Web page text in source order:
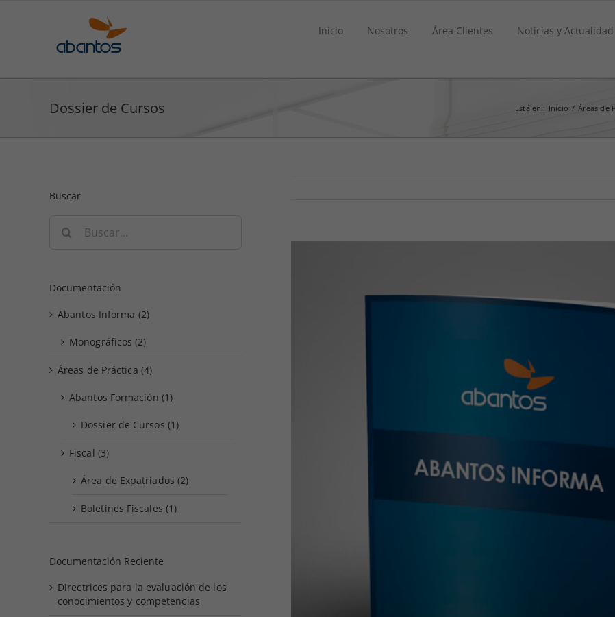
Inicio Nosotros Área Clientes Noticias y Actualidad
Dossier de Cursos Está en:: Inicio / Áreas de
Buscar
Documentación
Abantos Informa (2)
Monográficos (2)
Áreas de Práctica (4)
Abantos Formación (1)
Dossier de Cursos (1)
Fiscal (3)
Área de Expatriados (2)
Boletines Fiscales (1)
Documentación Reciente
Directrices para la evaluación de los
conocimientos y competencias